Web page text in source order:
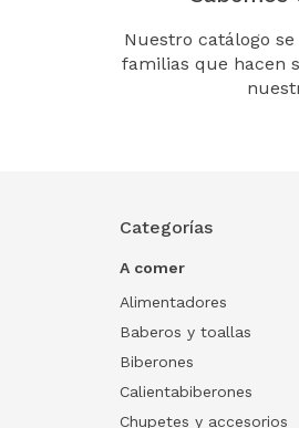
Nuestro catálogo
familias que hacen
Categorías
A comer
Alimentadores
Baberos y toallas
Biberones
Calientabiberones
Chupetes y accesorios